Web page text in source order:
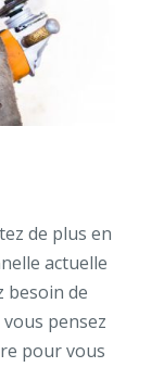
de plus en
actuelle
besoin de
pensez
pour vous